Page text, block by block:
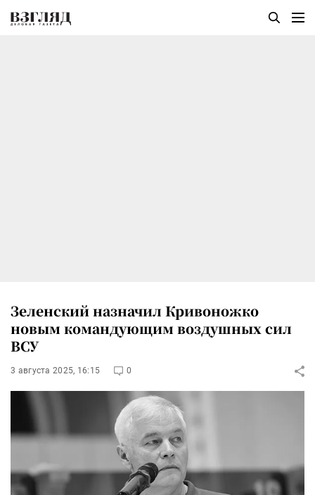
Зеленский назначил Кривоножко
новым командующим воздушных сил
ВСУ
3 августа 2025, 16:15 0